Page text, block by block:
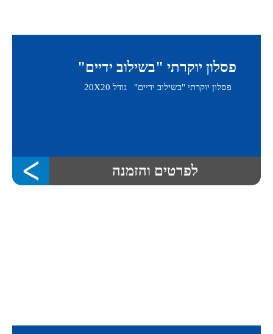
פסלון יוקרתי "בשילוב ידיים"
פסלון יוקרתי "בשילוב ידיים" גודל 20X20
לפרטים והזמנה